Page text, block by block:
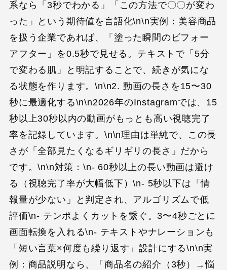
系なら「3秒でわかる」「この方法で〇〇が変わ
った」という期待値を言語化\n\n実例：美容商品
を扱う企業であれば、「塗った瞬間のビフォー
アフター」を0.5秒で見せる。テキストで「5分
で変わる肌」と明記することで、続きが気にな
る状態を作ります。\n\n2. 動画の長さを15〜30
秒に最適化する\n\n2026年のInstagramでは、15
秒以上30秒以内の動画がもっとも高い視聴完了
率を記録しています。\n\n理由は単純で、この長
さが「全部見たくなるギリギリの長さ」だから
です。\n\n対策：\n- 60秒以上の長い動画は避け
る（視聴完了率が大幅低下）\n- 5秒以下は「情
報量が少ない」と判定され、アルゴリズムで低
評価\n- テンポよくカットを繋ぐ。3〜4秒ごとに
画面転換を入れる\n- テキストやナレーションも
「短い言葉×何度も繰り返す」設計にする\n\n実
例：商品説明なら、「商品名の紹介（3秒）→悩